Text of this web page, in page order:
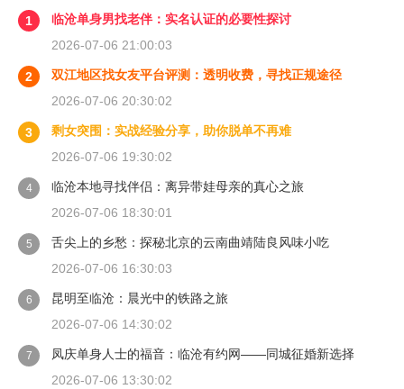
1
临沧单身男找老伴：实名认证的必要性探讨
2026-07-06 21:00:03
2
双江地区找女友平台评测：透明收费，寻找正规途径
2026-07-06 20:30:02
3
剩女突围：实战经验分享，助你脱单不再难
2026-07-06 19:30:02
4
临沧本地寻找伴侣：离异带娃母亲的真心之旅
2026-07-06 18:30:01
5
舌尖上的乡愁：探秘北京的云南曲靖陆良风味小吃
2026-07-06 16:30:03
6
昆明至临沧：晨光中的铁路之旅
2026-07-06 14:30:02
7
凤庆单身人士的福音：临沧有约网——同城征婚新选择
2026-07-06 13:30:02